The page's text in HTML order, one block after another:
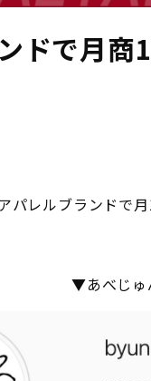
ドで月
パレルブランドで
▼あべじゅ